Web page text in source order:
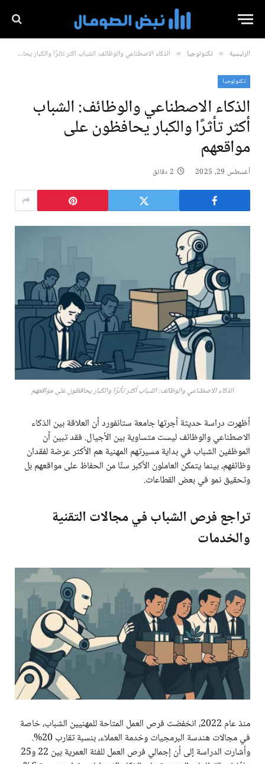
الرئيسية » تكنولوجيا » الذكاء الاصطناعي والوظائف: الشباب أكثر تأثرًا والكبار يحافظون على مواقعهم
تكنولوجيا
الذكاء الاصطناعي والوظائف: الشباب
أكثر تأثرًا والكبار يحافظون على
مواقعهم
أغسطس 29, 2025 2 دقائق
الذكاء الاصطناعي والوظائف: الشباب أكثر تأثرًا والكبار يحافظون على مواقعهم
أظهرت دراسة حديثة أجرتها جامعة ستانفورد أن العلاقة بين الذكاء
الاصطناعي والوظائف ليست متساوية بين الأجيال. فقد تبين أن
الموظفين الشباب في بداية مسيرتهم المهنية هم الأكثر عرضة لفقدان
وظائفهم، بينما يتمكن العاملون الأكبر سنًا من الحفاظ على مواقعهم بل
وتحقيق نمو في بعض القطاعات.
تراجع فرص الشباب في مجالات التقنية
والخدمات
منذ عام 2022، انخفضت فرص العمل المتاحة للمهنيين الشباب، خاصة
في مجالات هندسة البرمجيات وخدمة العملاء، بنسبة تقارب 20%.
وأشارت الدراسة إلى أن إجمالي فرص العمل للفئة العمرية بين 22 و25